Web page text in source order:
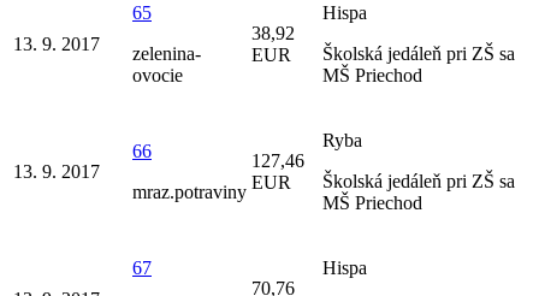
13. 9. 2017
65
zelenina-
ovocie
38,92
EUR
Hispa
Školská jedáleň pri ZŠ sa
MŠ Priechod
13. 9. 2017
66
mraz.potraviny
127,46
EUR
Ryba
Školská jedáleň pri ZŠ sa
MŠ Priechod
67
70,76
Hispa